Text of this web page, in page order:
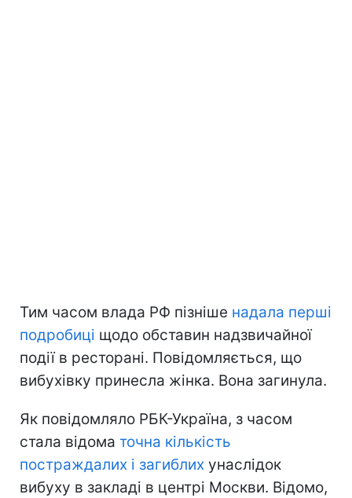
Тим часом влада РФ пізніше надала перші
подробиці щодо обставин надзвичайної
події в ресторані. Повідомляється, що
вибухівку принесла жінка. Вона загинула.
Як повідомляло РБК-Україна, з часом
стала відома точна кількість
постраждалих і загиблих унаслідок
вибуху в закладі в центрі Москви. Відомо,